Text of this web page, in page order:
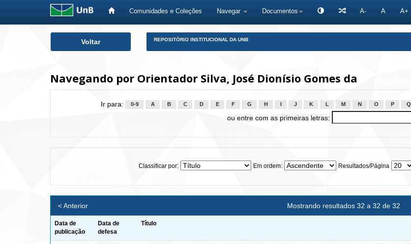
Comunidades e Coleções Navegar Documentos A- A A+
Voltar REPOSITÓRIO INSTITUCIONAL DA UNB
Navegando por Orientador Silva, José Dionísio Gomes da
Ir para: 0-9 A B C D E F G H J K L M N O P Q
ou entre com as primeiras letras:
Classificar por: Em ordem: Resultados/Página
Mostrando resultados 32 a 32 de 32
< Anterior
Data de
publicação
Data de
defesa
Título